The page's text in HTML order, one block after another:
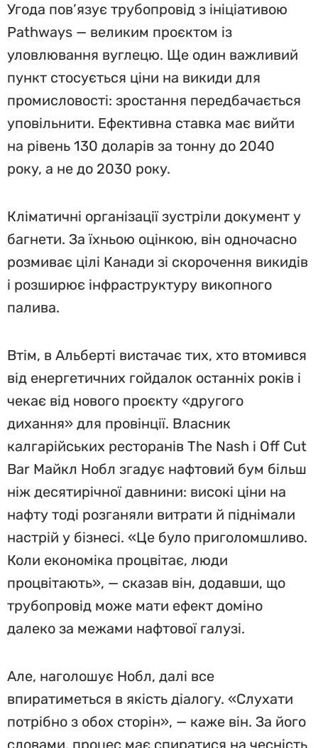
Угода пов’язує трубопровід з ініціативою
Pathways — великим проєктом із
уловлювання вуглецю. Ще один важливий
пункт стосується ціни на викиди для
промисловості: зростання передбачається
уповільнити. Ефективна ставка має вийти
на рівень 130 доларів за тонну до 2040
року, а не до 2030 року.
Кліматичні організації зустріли документ у
багнети. За їхньою оцінкою, він одночасно
розмиває цілі Канади зі скорочення викидів
і розширює інфраструктуру викопного
палива.
Втім, в Альберті вистачає тих, хто втомився
від енергетичних гойдалок останніх років і
чекає від нового проєкту «другого
дихання» для провінції. Власник
калгарійських ресторанів The Nash і Off Cut
Bar Майкл Нобл згадує нафтовий бум більш
ніж десятирічної давнини: високі ціни на
нафту тоді розганяли витрати й піднімали
настрій у бізнесі. «Це було приголомшливо.
Коли економіка процвітає, люди
процвітають», — сказав він, додавши, що
трубопровід може мати ефект доміно
далеко за межами нафтової галузі.
Але, наголошує Нобл, далі все
впиратиметься в якість діалогу. «Слухати
потрібно з обох сторін», — каже він. За його
словами, процес має спиратися на чесність